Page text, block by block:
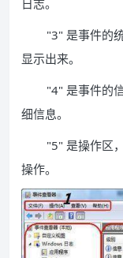
"3" 是事件的
显示出来。
"4" 是事件的
细信息。
"5" 是操作区
操作。